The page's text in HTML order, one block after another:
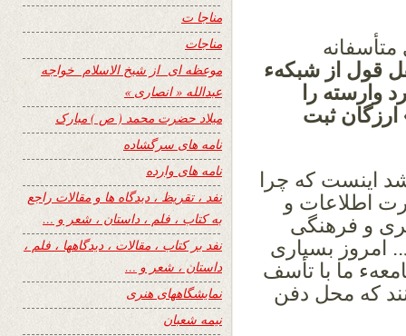
قول از شبکهء
وارسته را
ارزگان ثبت
اینست که چرا
اطلاعات و
و فرهنگی
امروز بسیاری
ما با تأسف
که محل دفن
مناجا ت
مناجات
موعظه ای از شیخ الاسلام خواجه
عبدالله « انصاری »
میلاد حضرت محمد ( ص ) مبارک
نامه های سرگشاده
نامه های وارده
نفد ، تقریظ ، دیدگاه ها و مقالات راجع
به کتاب ، فلم ، داستان ، شعر و …
نفد بر کتاب ، مقالات ، دیدگاهها ، فلم ،
داستان ، شعر و …
نمایشگاههای هنری
نیمه شعبان